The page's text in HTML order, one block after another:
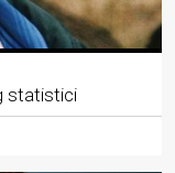
statistici